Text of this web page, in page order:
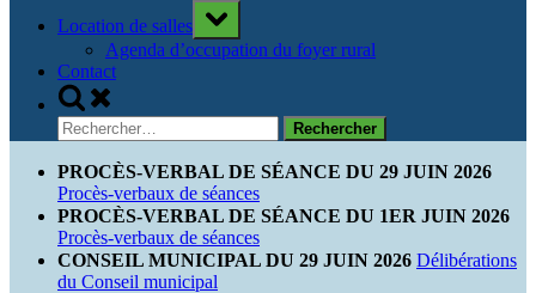
Location de salles
Toggle
sub-
menu
Agenda d’occupation du foyer rural
Contact
Toggle
search
form
Rechercher :
PROCÈS-VERBAL DE SÉANCE DU 29 JUIN 2026
Procès-verbaux de séances
PROCÈS-VERBAL DE SÉANCE DU 1ER JUIN 2026
Procès-verbaux de séances
CONSEIL MUNICIPAL DU 29 JUIN 2026 Délibérations
du Conseil municipal